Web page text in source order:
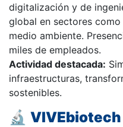
digitalización y de
global en sectores
medio ambiente.
miles de empleados.
Actividad destacada:
infraestructuras,
sostenibles.
🔬 VIVEbiotech